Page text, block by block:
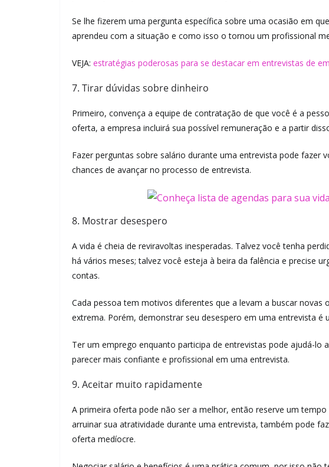
Se lhe fizerem uma pergunta específica sobre uma ocasião em
aprendeu com a situação e como isso o tornou um profissional
VEJA: estratégias poderosas para se destacar em entrevistas de
7. Tirar dúvidas sobre dinheiro
Primeiro, convença a equipe de contratação de que você é a
oferta, a empresa incluirá sua possível remuneração e a partir
Fazer perguntas sobre salário durante uma entrevista pode fazer
chances de avançar no processo de entrevista.
8. Mostrar desespero
A vida é cheia de reviravoltas inesperadas. Talvez você tenha
há vários meses; talvez você esteja à beira da falência e precise
contas.
Cada pessoa tem motivos diferentes que a levam a buscar novas
extrema. Porém, demonstrar seu desespero em uma entrevista é
Ter um emprego enquanto participa de entrevistas pode ajudá-lo
parecer mais confiante e profissional em uma entrevista.
9. Aceitar muito rapidamente
A primeira oferta pode não ser a melhor, então reserve um
arruinar sua atratividade durante uma entrevista, também pode
oferta medíocre.